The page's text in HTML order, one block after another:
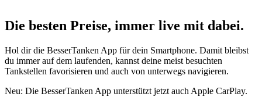
Die besten Preise, immer live mit dabei.
Hol dir die BesserTanken App für dein Smartphone. Damit bleibst
du immer auf dem laufenden, kannst deine meist besuchten
Tankstellen favorisieren und auch von unterwegs navigieren.
Neu: Die BesserTanken App unterstützt jetzt auch Apple CarPlay.